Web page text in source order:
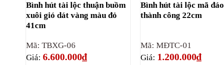
Bình hút tài lộc thuận buồm
xuôi gió dát vàng màu đỏ
41cm
Mã: TBXG-06
Giá: 6.600.000₫
Bình hút tài lộc mã đáo
thành công 22cm
Mã: MĐTC-01
Giá: 1.200.000₫